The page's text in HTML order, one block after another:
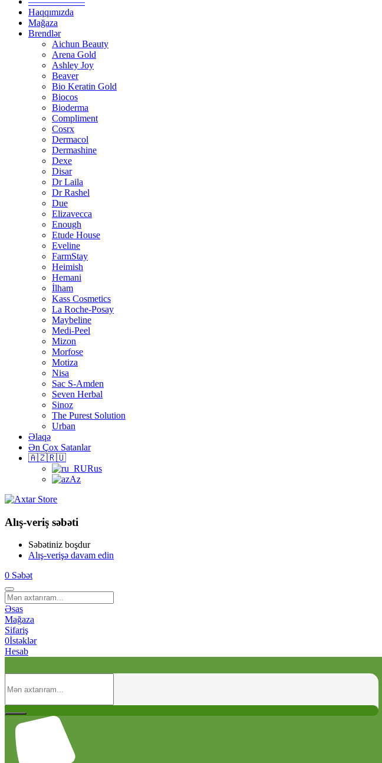
Haqqımızda
Mağaza
Brendlər
Aichun Beauty
Arena Gold
Ashley Joy
Beaver
Bio Keratin Gold
Biocos
Bioderma
Compliment
Cosrx
Dermacol
Dermashine
Dexe
Disar
Dr Laila
Dr Rashel
Due
Elizavecca
Enough
Etude House
Eveline
FarmStay
Heimish
Hemani
İlham
Kass Cosmetics
La Roche-Posay
Maybeline
Medi-Peel
Mizon
Morfose
Motiza
Nisa
Sac S-Amden
Seven Herbal
Sinoz
The Purest Solution
Urban
Əlaqə
Ən Çox Satanlar
🇦🇿🇷🇺
Rus
Az
Alış-veriş səbəti
Səbətiniz boşdur
Alış-verişə davam edin
0 Səbət
Əsas
Mağaza
Sifariş
0İstəklər
Hesab